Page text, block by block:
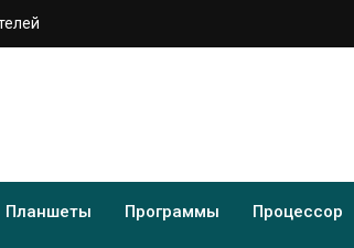
Планшеты Программы Процессор